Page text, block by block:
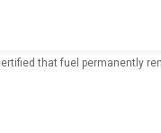
that fuel permanently